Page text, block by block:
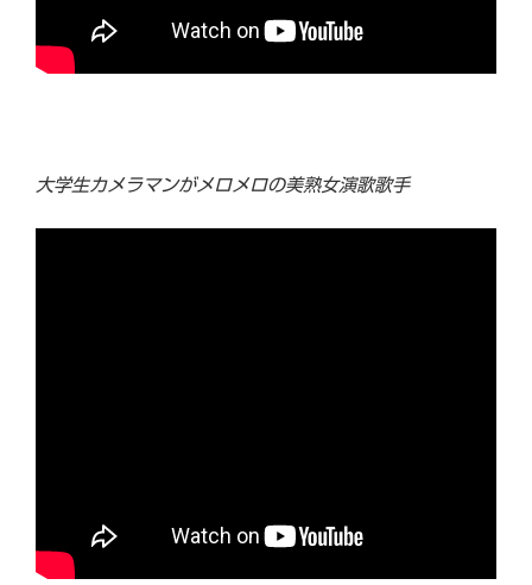
大学生カメラマンがメロメロの美熟女演歌歌手